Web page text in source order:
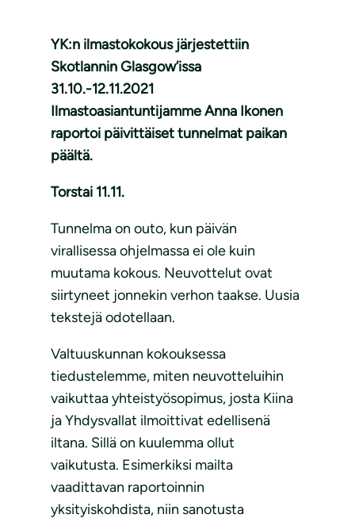
YK:n ilmastokokous järjestettiin
Skotlannin Glasgow’issa
31.10.-12.11.2021
Ilmastoasiantuntijamme Anna Ikonen
raportoi päivittäiset tunnelmat paikan
päältä.
Torstai 11.11.
Tunnelma on outo, kun päivän
virallisessa ohjelmassa ei ole kuin
muutama kokous. Neuvottelut ovat
siirtyneet jonnekin verhon taakse. Uusia
tekstejä odotellaan.
Valtuuskunnan kokouksessa
tiedustelemme, miten neuvotteluihin
vaikuttaa yhteistyösopimus, josta Kiina
ja Yhdysvallat ilmoittivat edellisenä
iltana. Sillä on kuulemma ollut
vaikutusta. Esimerkiksi mailta
vaadittavan raportoinnin
yksityiskohdista, niin sanotusta